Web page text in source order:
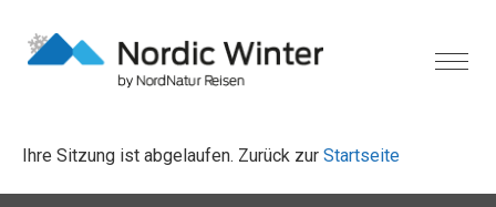
Ihre Sitzung ist abgelaufen. Zurück zur Startseite